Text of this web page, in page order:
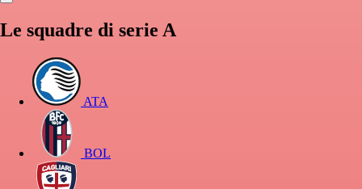
Le squadre di serie A
ATA
BOL